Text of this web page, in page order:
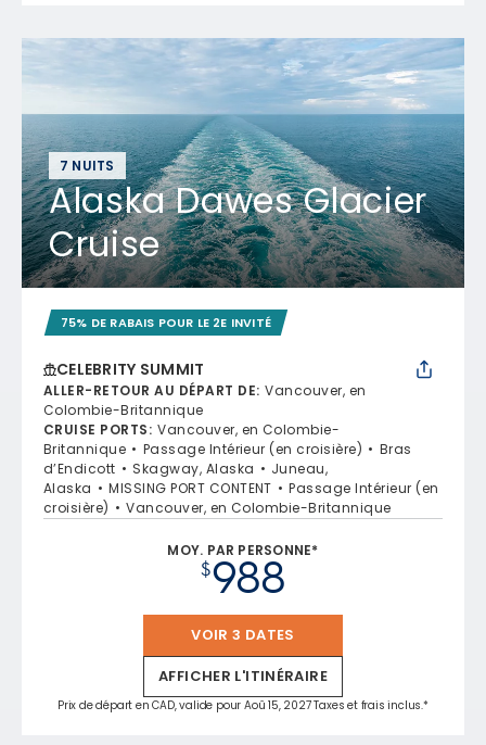
7 NUITS
Alaska Dawes Glacier
Cruise
75% DE RABAIS POUR LE 2E INVITÉ
CELEBRITY SUMMIT
ALLER-RETOUR AU DÉPART DE: Vancouver, en
Colombie-Britannique
CRUISE PORTS: Vancouver, en Colombie-
Britannique
Passage Intérieur (en croisière)
Bras
d’Endicott
Skagway, Alaska
Juneau,
Alaska
MISSING PORT CONTENT
Passage Intérieur (en
croisière)
Vancouver, en Colombie-Britannique
MOY. PAR PERSONNE*
$988
VOIR 3 DATES
AFFICHER L'ITINÉRAIRE
Prix de départ en CAD, valide pour Aoû 15, 2027 Taxes et frais inclus.*